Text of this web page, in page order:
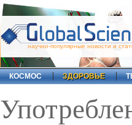
научно-популярные новости и
КОСМОС ЗДОРОВЬЕ